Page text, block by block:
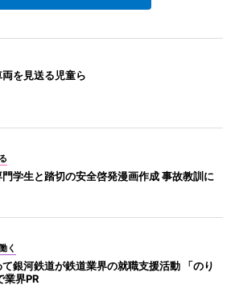
を見送る児童ら
学生と踏切の安全啓発漫画作成 事故教訓に
く
銀河鉄道が鉄道業界の就職支援活動 「のり
業界PR